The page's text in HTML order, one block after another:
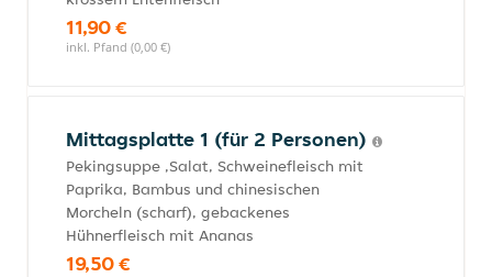
11,90 €
inkl. Pfand (0,00 €)
Mittagsplatte 1 (für 2 Personen)
Pekingsuppe ,Salat, Schweinefleisch mit
Paprika, Bambus und chinesischen
Morcheln (scharf), gebackenes
Hühnerfleisch mit Ananas
19,50 €